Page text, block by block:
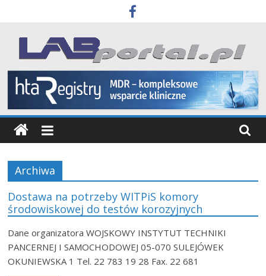
to
content
Labportal
Laboratoria
Aparatura
Badania
Archiwa
Dostawa na potrzeby WITPiS komory
środowiskowej do testów korozyjnych
Dane organizatora WOJSKOWY INSTYTUT TECHNIKI
PANCERNEJ I SAMOCHODOWEJ 05-070 SULEJÓWEK
OKUNIEWSKA 1 Tel. 22 783 19 28 Fax. 22 681